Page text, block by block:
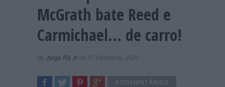
McGrath bate Reed e
Carmichael… de carro!
By Jorge Ró Jr on 27 Fevereiro, 2021